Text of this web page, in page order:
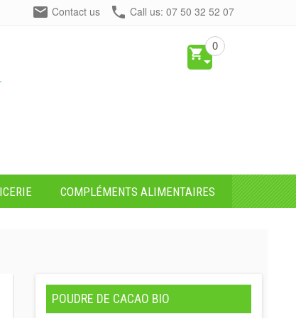
 Contact us  Call us: 07 50 32 52 07

0

COMPLÉMENTS ALIMENTAIRES
POUDRE DE CACAO BIO